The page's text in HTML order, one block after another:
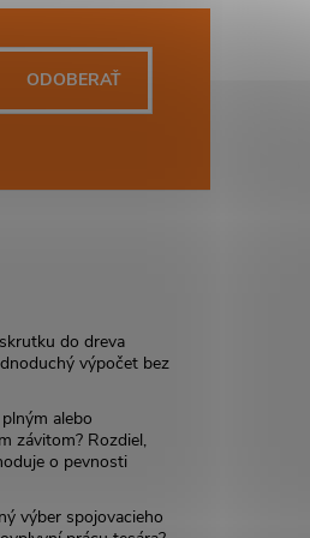
ODOBERAŤ
do dreva
výpočet bez
alebo
závitom? Rozdiel,
o pevnosti
výber spojovacieho